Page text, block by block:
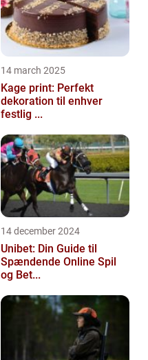
14 march 2025
Kage print: Perfekt
dekoration til enhver
festlig ...
14 december 2024
Unibet: Din Guide til
Spændende Online Spil
og Bet...